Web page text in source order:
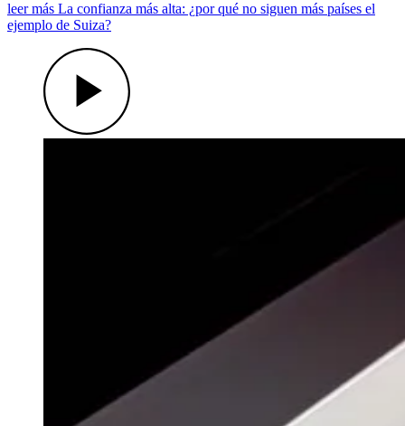
leer más La confianza más alta: ¿por qué no siguen más países el
ejemplo de Suiza?